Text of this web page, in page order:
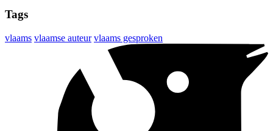
Tags
vlaams vlaamse auteur vlaams gesproken